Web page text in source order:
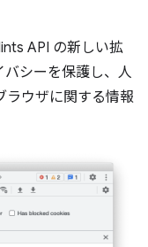
API の新しい拡
シーを保護し、人
ラウザに関する情報